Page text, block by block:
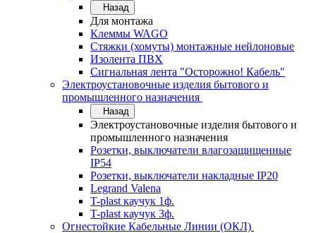
Назад
Для монтажа
Клеммы WAGO
Стяжки (хомуты) монтажные нейлоновые
Изолента ПВХ
Сигнальная лента "Осторожно! Кабель"
Электроустановочные изделия бытового и
промышленного назначения
Назад
Электроустановочные изделия бытового и
промышленного назначения
Розетки, выключатели влагозащищенные
IP54
Розетки, выключатели накладные IP20
Legrand Valena
T-plast каучук 1ф.
T-plast каучук 3ф.
Огнестойкие Кабельные Линии (ОКЛ)